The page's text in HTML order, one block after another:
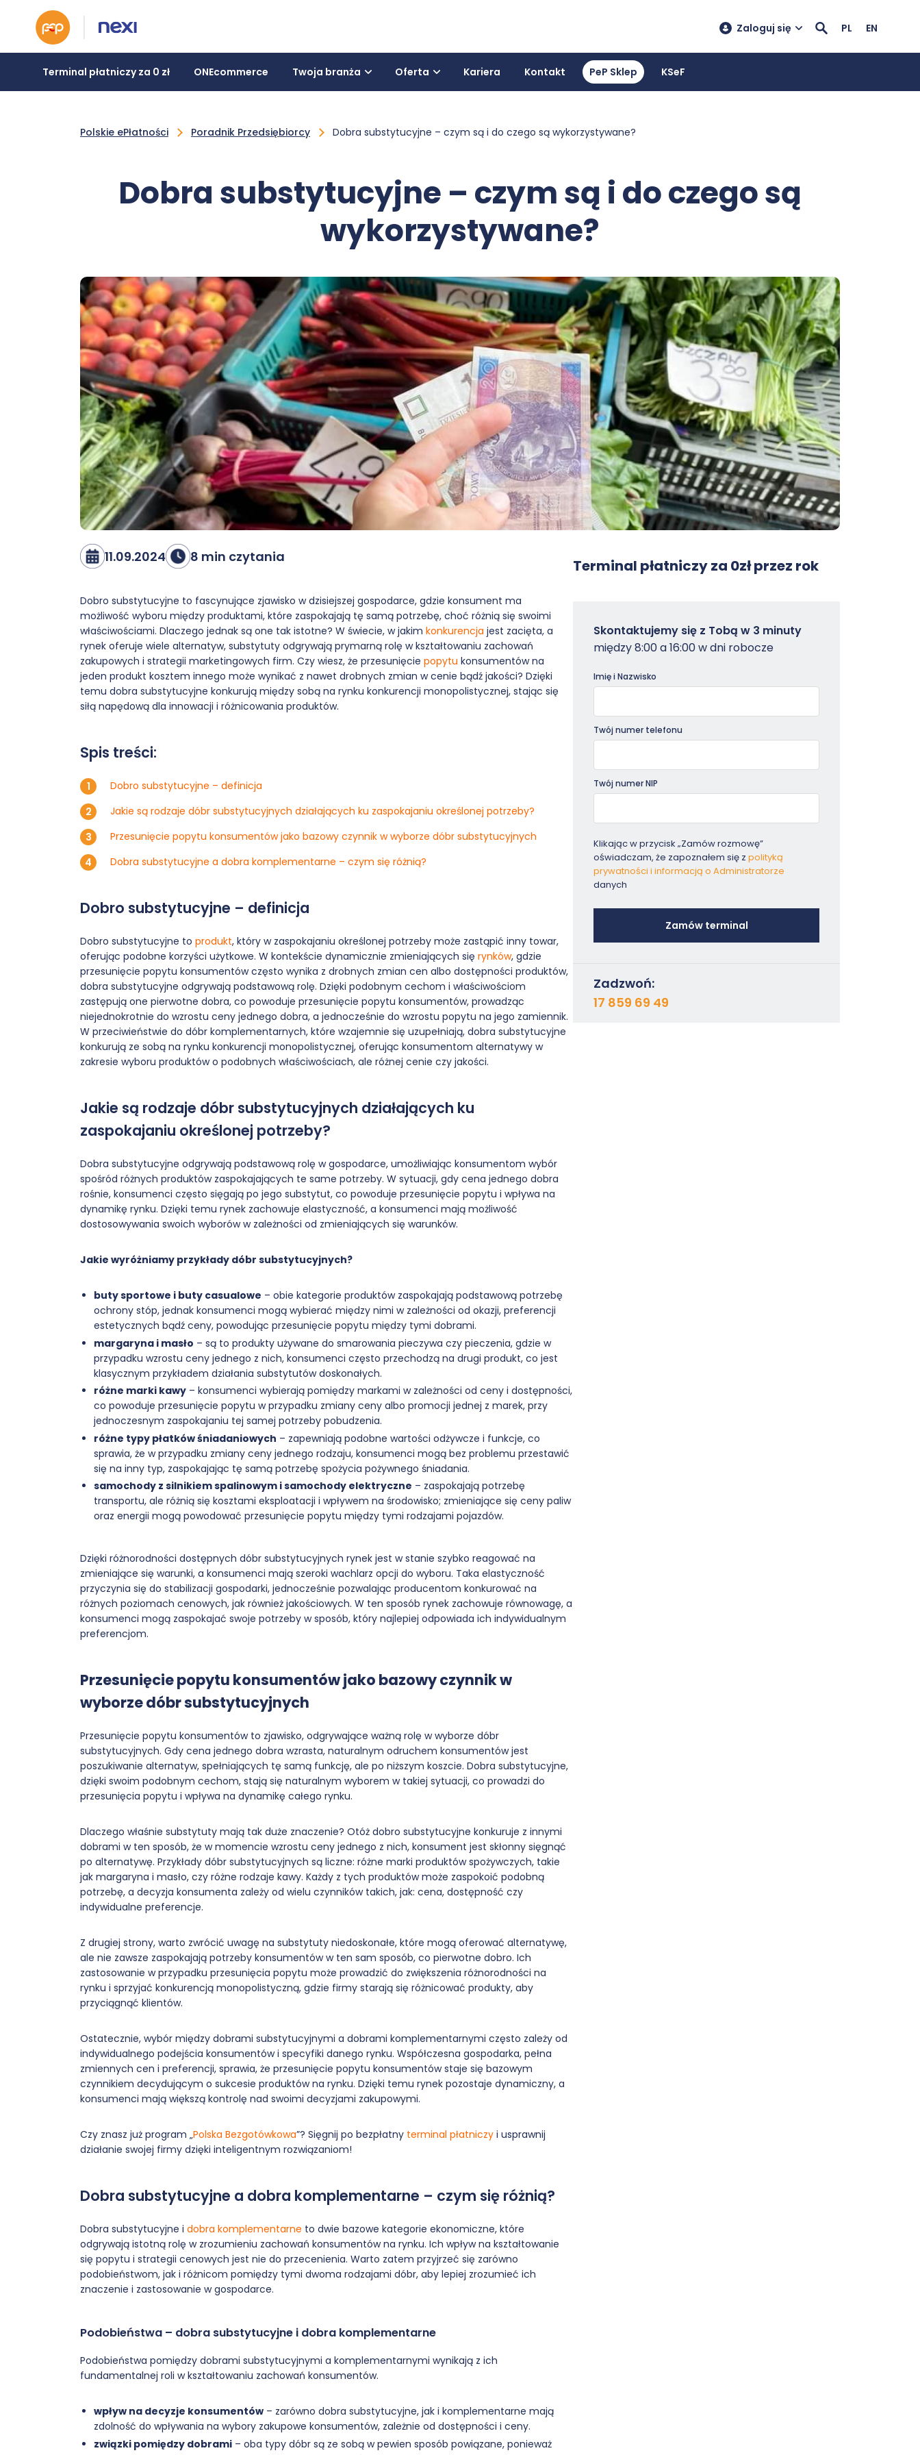
Zaloguj się PL EN
Terminal płatniczy za 0 zł ONEcommerce Twoja branża Oferta Kariera Kontakt PeP Sklep KSeF
Polskie ePłatności Poradnik Przedsiębiorcy Dobra substytucyjne – czym są i do czego są wykorzystywane?
Dobra substytucyjne – czym są i do czego są
wykorzystywane?
11.09.2024 8 min czytania
Dobro substytucyjne to fascynujące zjawisko w dzisiejszej gospodarce, gdzie konsument ma
możliwość wyboru między produktami, które zaspokajają tę samą potrzebę, choć różnią się swoimi
właściwościami. Dlaczego jednak są one tak istotne? W świecie, w jakim konkurencja jest zacięta, a
rynek oferuje wiele alternatyw, substytuty odgrywają prymarną rolę w kształtowaniu zachowań
zakupowych i strategii marketingowych firm. Czy wiesz, że przesunięcie popytu konsumentów na
jeden produkt kosztem innego może wynikać z nawet drobnych zmian w cenie bądź jakości? Dzięki
temu dobra substytucyjne konkurują między sobą na rynku konkurencji monopolistycznej, stając się
siłą napędową dla innowacji i różnicowania produktów.
Spis treści:
Dobro substytucyjne – definicja
Jakie są rodzaje dóbr substytucyjnych działających ku zaspokajaniu określonej potrzeby?
Przesunięcie popytu konsumentów jako bazowy czynnik w wyborze dóbr substytucyjnych
Dobra substytucyjne a dobra komplementarne – czym się różnią?
Dobro substytucyjne – definicja
Dobro substytucyjne to produkt, który w zaspokajaniu określonej potrzeby może zastąpić inny towar,
oferując podobne korzyści użytkowe. W kontekście dynamicznie zmieniających się rynków, gdzie
przesunięcie popytu konsumentów często wynika z drobnych zmian cen albo dostępności produktów,
dobra substytucyjne odgrywają podstawową rolę. Dzięki podobnym cechom i właściwościom
zastępują one pierwotne dobra, co powoduje przesunięcie popytu konsumentów, prowadząc
niejednokrotnie do wzrostu ceny jednego dobra, a jednocześnie do wzrostu popytu na jego zamiennik.
W przeciwieństwie do dóbr komplementarnych, które wzajemnie się uzupełniają, dobra substytucyjne
konkurują ze sobą na rynku konkurencji monopolistycznej, oferując konsumentom alternatywy w
zakresie wyboru produktów o podobnych właściwościach, ale różnej cenie czy jakości.
Jakie są rodzaje dóbr substytucyjnych działających ku
zaspokajaniu określonej potrzeby?
Dobra substytucyjne odgrywają podstawową rolę w gospodarce, umożliwiając konsumentom wybór
spośród różnych produktów zaspokajających te same potrzeby. W sytuacji, gdy cena jednego dobra
rośnie, konsumenci często sięgają po jego substytut, co powoduje przesunięcie popytu i wpływa na
dynamikę rynku. Dzięki temu rynek zachowuje elastyczność, a konsumenci mają możliwość
dostosowywania swoich wyborów w zależności od zmieniających się warunków.
Jakie wyróżniamy przykłady dóbr substytucyjnych?
buty sportowe i buty casualowe – obie kategorie produktów zaspokajają podstawową potrzebę
ochrony stóp, jednak konsumenci mogą wybierać między nimi w zależności od okazji, preferencji
estetycznych bądź ceny, powodując przesunięcie popytu między tymi dobrami.
margaryna i masło – są to produkty używane do smarowania pieczywa czy pieczenia, gdzie w
przypadku wzrostu ceny jednego z nich, konsumenci często przechodzą na drugi produkt, co jest
klasycznym przykładem działania substytutów doskonałych.
różne marki kawy– konsumenci wybierają pomiędzy markami w zależności od ceny i dostępności,
co powoduje przesunięcie popytu w przypadku zmiany ceny albo promocji jednej z marek, przy
jednoczesnym zaspokajaniu tej samej potrzeby pobudzenia.
różne typy płatków śniadaniowych – zapewniają podobne wartości odżywcze i funkcje, co
sprawia, że w przypadku zmiany ceny jednego rodzaju, konsumenci mogą bez problemu przestawić
się na inny typ, zaspokajając tę samą potrzebę spożycia pożywnego śniadania.
samochody z silnikiem spalinowym i samochody elektryczne – zaspokajają potrzebę
transportu, ale różnią się kosztami eksploatacji i wpływem na środowisko; zmieniające się ceny paliw
oraz energii mogą powodować przesunięcie popytu między tymi rodzajami pojazdów.
Dzięki różnorodności dostępnych dóbr substytucyjnych rynek jest w stanie szybko reagować na
zmieniające się warunki, a konsumenci mają szeroki wachlarz opcji do wyboru. Taka elastyczność
przyczynia się do stabilizacji gospodarki, jednocześnie pozwalając producentom konkurować na
różnych poziomach cenowych, jak również jakościowych. W ten sposób rynek zachowuje równowagę, a
konsumenci mogą zaspokajać swoje potrzeby w sposób, który najlepiej odpowiada ich indywidualnym
preferencjom.
Przesunięcie popytu konsumentów jako bazowy czynnik w
wyborze dóbr substytucyjnych
Przesunięcie popytu konsumentów to zjawisko, odgrywające ważną rolę w wyborze dóbr
substytucyjnych. Gdy cena jednego dobra wzrasta, naturalnym odruchem konsumentów jest
poszukiwanie alternatyw, spełniających tę samą funkcję, ale po niższym koszcie. Dobra substytucyjne,
dzięki swoim podobnym cechom, stają się naturalnym wyborem w takiej sytuacji, co prowadzi do
przesunięcia popytu i wpływa na dynamikę całego rynku.
Dlaczego właśnie substytuty mają tak duże znaczenie? Otóż dobro substytucyjne konkuruje z innymi
dobrami w ten sposób, że w momencie wzrostu ceny jednego z nich, konsument jest skłonny sięgnąć
po alternatywę. Przykłady dóbr substytucyjnych są liczne: różne marki produktów spożywczych, takie
jak margaryna i masło, czy różne rodzaje kawy. Każdy z tych produktów może zaspokoić podobną
potrzebę, a decyzja konsumenta zależy od wielu czynników takich, jak: cena, dostępność czy
indywidualne preferencje.
Z drugiej strony, warto zwrócić uwagę na substytuty niedoskonałe, które mogą oferować alternatywę,
ale nie zawsze zaspokajają potrzeby konsumentów w ten sam sposób, co pierwotne dobro. Ich
zastosowanie w przypadku przesunięcia popytu może prowadzić do zwiększenia różnorodności na
rynku i sprzyjać konkurencją monopolistyczną, gdzie firmy starają się różnicować produkty, aby
przyciągnąć klientów.
Ostatecznie, wybór między dobrami substytucyjnymi a dobrami komplementarnymi często zależy od
indywidualnego podejścia konsumentów i specyfiki danego rynku. Współczesna gospodarka, pełna
zmiennych cen i preferencji, sprawia, że przesunięcie popytu konsumentów staje się bazowym
czynnikiem decydującym o sukcesie produktów na rynku. Dzięki temu rynek pozostaje dynamiczny, a
konsumenci mają większą kontrolę nad swoimi decyzjami zakupowymi.
Czy znasz już program „Polska Bezgotówkowa”? Sięgnij po bezpłatny terminal płatniczy i usprawnij
działanie swojej firmy dzięki inteligentnym rozwiązaniom!
Dobra substytucyjne a dobra komplementarne – czym się różnią?
Dobra substytucyjne i dobra komplementarne to dwie bazowe kategorie ekonomiczne, które
odgrywają istotną rolę w zrozumieniu zachowań konsumentów na rynku. Ich wpływ na kształtowanie
się popytu i strategii cenowych jest nie do przecenienia. Warto zatem przyjrzeć się zarówno
podobieństwom, jak i różnicom pomiędzy tymi dwoma rodzajami dóbr, aby lepiej zrozumieć ich
znaczenie i zastosowanie w gospodarce.
Podobieństwa – dobra substytucyjne i dobra komplementarne
Podobieństwa pomiędzy dobrami substytucyjnymi a komplementarnymi wynikają z ich
fundamentalnej roli w kształtowaniu zachowań konsumentów.
wpływ na decyzje konsumentów– zarówno dobra substytucyjne, jak i komplementarne mają
zdolność do wpływania na wybory zakupowe konsumentów, zależnie od dostępności i ceny.
związki pomiędzy dobrami– oba typy dóbr są ze sobą w pewien sposób powiązane, ponieważ
Terminal płatniczy za 0zł przez rok
Zamowterminal
-
Skontaktujemy się z Tobą w 3 minuty
między 8:00 a 16:00 w dni robocze
Imię i Nazwisko
Twój numer telefonu
Twój numer NIP
Klikając w przycisk „Zamów rozmowę”
oświadczam, że zapoznałem się z polityką
prywatności i informacją o Administratorze
danych
Zamów terminal
Zadzwoń:
17 859 69 49